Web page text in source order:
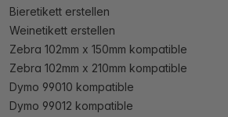
Bieretikett erstellen
Weinetikett erstellen
Zebra 102mm x 150mm kompatible
Zebra 102mm x 210mm kompatible
Dymo 99010 kompatible
Dymo 99012 kompatible